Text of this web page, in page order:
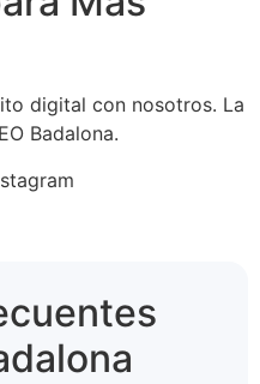
digital con nosotros. La
Badalona.